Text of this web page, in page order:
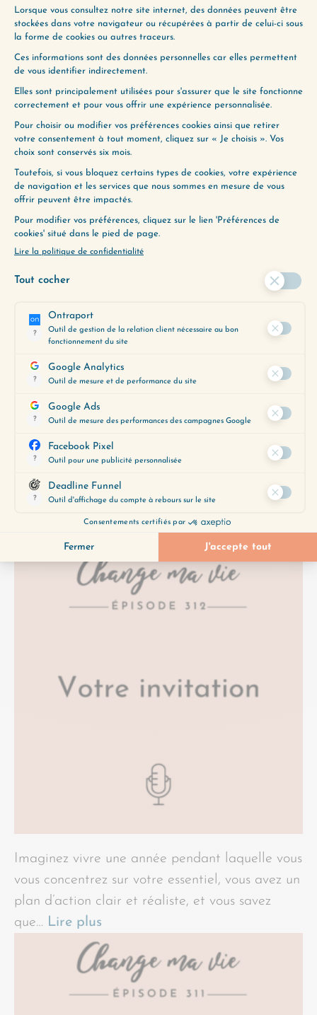
Je suis très heureuse de vous présenter cette
semaine un nouveau format d’épisode : Les
Conversations Change ma vie. Dans ces
épisodes, je vous emmène… Lire plus
désagréable de vivre la vie de quelqu’un
Lire plus
Imaginez vivre une année pendant laquelle vous
vous concentrez sur votre essentiel, vous avez un
plan d’action clair et réaliste, et vous savez
que… Lire plus